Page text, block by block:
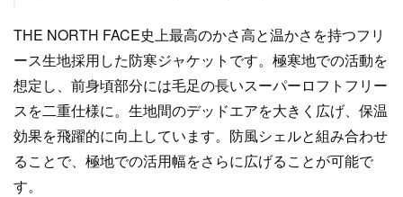
THE NORTH FACE史上最高のかさ高と温かさを持つフリ
ース生地採用した防寒ジャケットです。極寒地での活動を
想定し、前身頃部分には毛足の長いスーパーロフトフリー
スを二重仕様に。生地間のデッドエアを大きく広げ、保温
効果を飛躍的に向上しています。防風シェルと組み合わせ
ることで、極地での活用幅をさらに広げることが可能で
す。